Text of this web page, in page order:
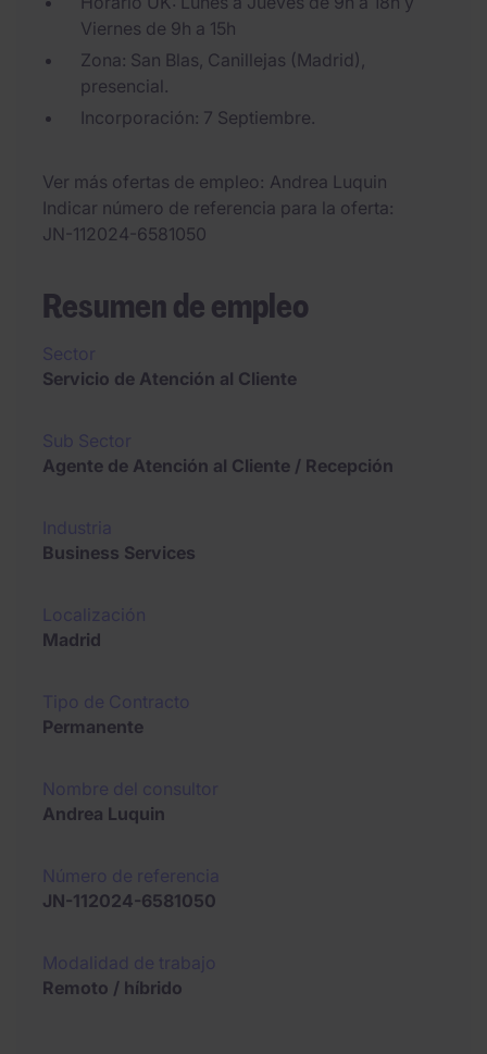
Viernes de 9h a 15h
Zona: San Blas, Canillejas (Madrid),
presencial.
Incorporación: 7 Septiembre.
Ver más ofertas de empleo Andrea Luquin
Indicar número de referencia para la oferta
JN-112024-6581050
Resumen de empleo
Servicio de Atención al Cliente
Agente de Atención al Cliente / Recepción
Business Services
Madrid
Permanente
Andrea Luquin
JN-112024-6581050
Remoto / híbrido